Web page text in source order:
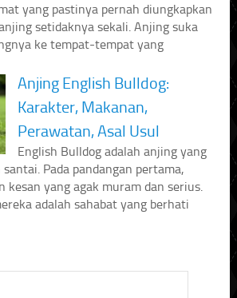
yang pastinya pernah diungkapkan
setidaknya sekali. Anjing suka
ke tempat-tempat yang
Anjing English Bulldog:
Karakter, Makanan,
Perawatan, Asal Usul
English Bulldog adalah anjing yang
Pada pandangan pertama,
kesan yang agak muram dan serius.
adalah sahabat yang berhati